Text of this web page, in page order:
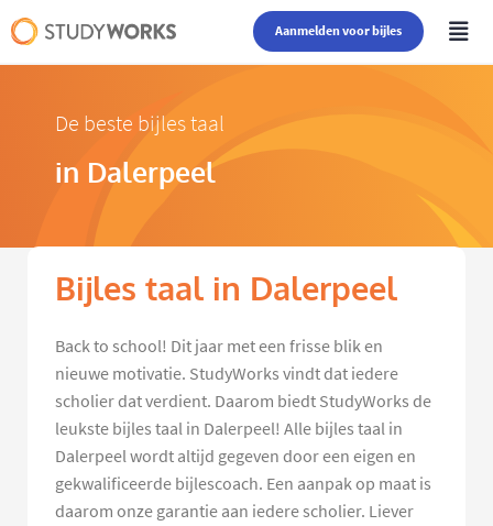
Aanmelden voor bijles
De beste bijles taal
in Dalerpeel
Bijles taal in Dalerpeel
Back to school! Dit jaar met een frisse blik en
nieuwe motivatie. StudyWorks vindt dat iedere
scholier dat verdient. Daarom biedt StudyWorks de
leukste bijles taal in Dalerpeel! Alle bijles taal in
Dalerpeel wordt altijd gegeven door een eigen en
gekwalificeerde bijlescoach. Een aanpak op maat is
daarom onze garantie aan iedere scholier. Liever